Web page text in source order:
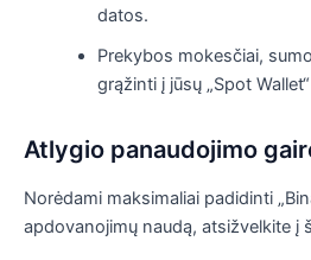
datos.
Prekybos mokesčiai,
grąžinti į jūsų „Spot
Atlygio panaudojimo
Norėdami maksimaliai padidinti
apdovanojimų naudą, atsižvelkite į